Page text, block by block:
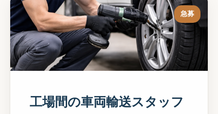
急募
工場間の車両輸送スタッフ